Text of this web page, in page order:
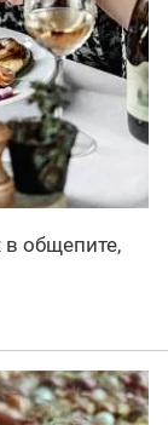
в общепите,